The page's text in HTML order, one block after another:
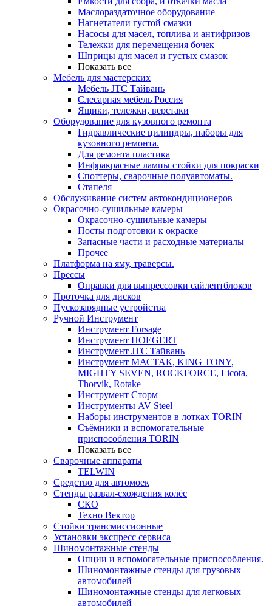
Маслораздаточное оборудование
Нагнетатели густой смазки
Насосы для масел, топлива и антифризов
Тележки для перемещения бочек
Шприцы для масел и густых смазок
Показать все
Мебель для мастерских
Мебель JTC Тайвань
Слесарная мебель Россия
Ящики, тележки, верстаки
Оборудование для кузовного ремонта
Гидравлические цилиндры, наборы для
кузовного ремонта.
Для ремонта пластика
Инфракрасные лампы стойки для покраски
Споттеры, сварочные полуавтоматы.
Стапеля
Обслуживание систем автокондиционеров
Окрасочно-сушильные камеры
Окрасочно-сушильные камеры
Посты подготовки к окраске
Запасные части и расходные материалы
Прочее
Платформа на яму, траверсы.
Прессы
Оправки для выпрессовки сайлентблоков
Проточка для дисков
Пускозарядные устройства
Ручной Инструмент
Инструмент Forsage
Инструмент HOEGERT
Инструмент JTC Тайвань
Инструмент МАСТАК, KING TONY,
MIGHTY SEVEN, ROCKFORCE, Licota,
Thorvik, Rotake
Инструмент Сторм
Инструменты AV Steel
Наборы инструментов в лотках TORIN
Съёмники и вспомогательные
приспособления TORIN
Показать все
Сварочные аппараты
TELWIN
Средство для автомоек
Стенды развал-схождения колёс
СКО
Техно Вектор
Стойки трансмиссионные
Установки экспресс сервиса
Шиномонтажные стенды
Опции и вспомогательные приспособления.
Шиномонтажные стенды для грузовых
автомобилей
Шиномонтажные стенды для легковых
автомобилей